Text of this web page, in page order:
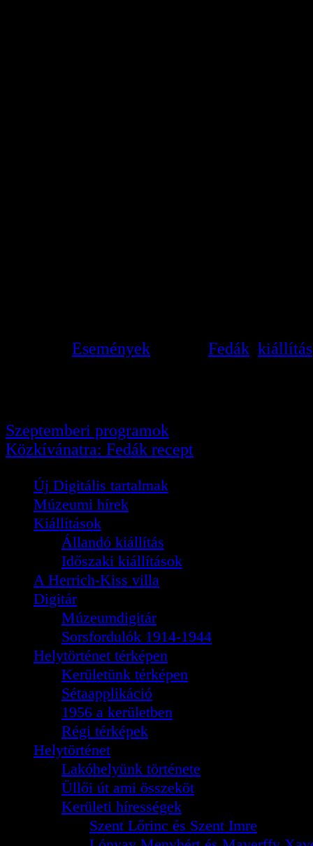
Események Fedák kiállítás
Szeptemberi programok
Közkívánatra: Fedák recept
Új Digitális tartalmak
Múzeumi hírek
Kiállítások
Állandó kiállítás
Időszaki kiállítások
A Herrich-Kiss villa
Digitár
Múzeumdigitár
Sorsfordulók 1914-1944
Helytörténet térképen
Kerületünk térképen
Sétaapplikáció
1956 a kerületben
Régi térképek
Helytörténet
Lakóhelyünk története
Üllői út ami összeköt
Kerületi hírességek
Szent Lőrinc és Szent Imre